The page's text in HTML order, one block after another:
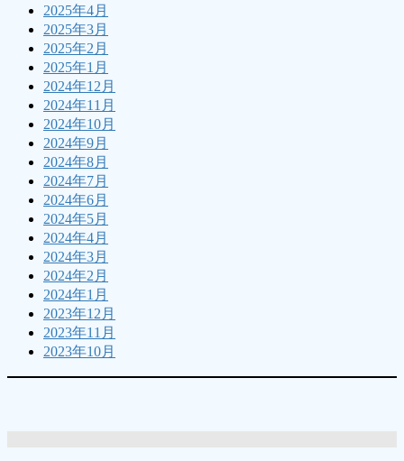
2025年4月
2025年3月
2025年2月
2025年1月
2024年12月
2024年11月
2024年10月
2024年9月
2024年8月
2024年7月
2024年6月
2024年5月
2024年4月
2024年3月
2024年2月
2024年1月
2023年12月
2023年11月
2023年10月